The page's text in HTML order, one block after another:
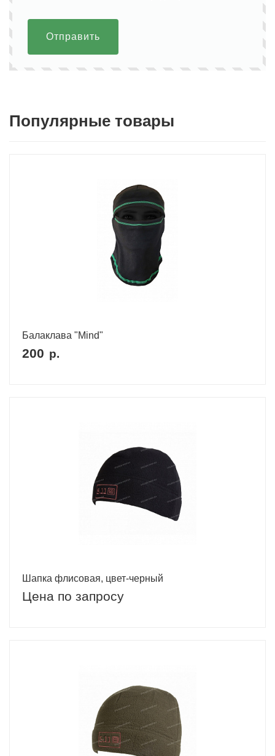
Отправить
Популярные товары
Балаклава "Mind"
200 р.
Шапка флисовая, цвет-черный
Цена по запросу